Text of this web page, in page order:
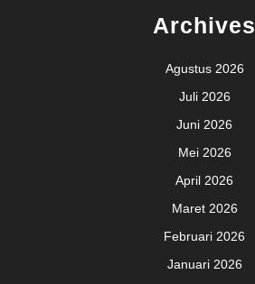
Archives
Agustus 2026
Juli 2026
Juni 2026
Mei 2026
April 2026
Maret 2026
Februari 2026
Januari 2026